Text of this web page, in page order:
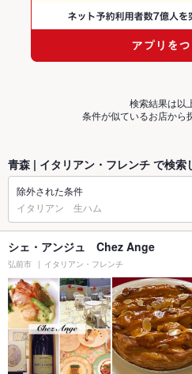
検索結果は以
条件が似ているお店から
青森 | イタリアン・フレンチ で検索
除外された条件
イタリアン 生ハム
シェ・アンジュ Chez Ange
弘前市 イタリアン・フレンチ